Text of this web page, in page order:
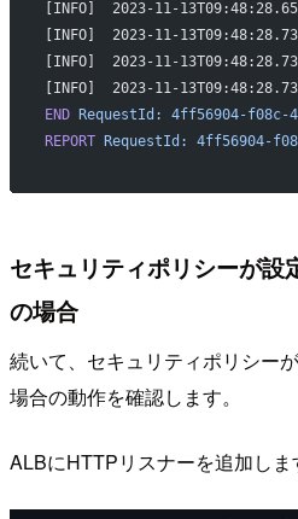
END RequestId:
4ff56904-f08c-
REPORT RequestId: 4ff56904-
セキュリティポリシーが設
の場合
続いて、セキュリティポリシー
場合の動作を確認します。
ALBにHTTPリスナーを追加しま